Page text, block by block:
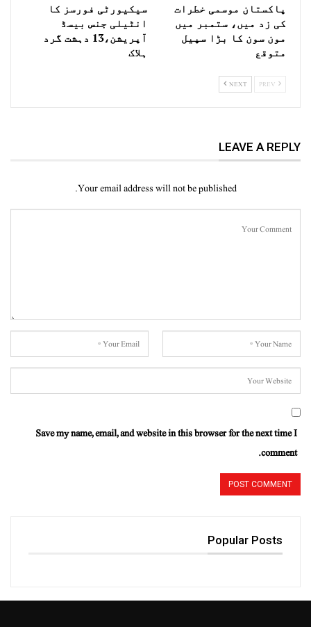
پاکستان موسمی خطرات
کی زد میں، ستمبر میں
مون سون کا بڑا سپیل
متوقع
سیکیورٹی فورسز کا
انٹیلی جنس بیسڈ
آپریشن،13 دہشت گرد
ہلاک
NEXT
LEAVE A REPLY
Your email address will not be published.
Save my name, email, and website in this browser for the next time I
comment.
Popular Posts